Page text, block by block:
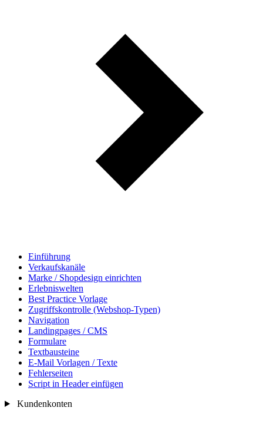
Einführung
Verkaufskanäle
Marke / Shopdesign einrichten
Erlebniswelten
Best Practice Vorlage
Zugriffskontrolle (Webshop-Typen)
Navigation
Landingpages / CMS
Formulare
Textbausteine
E-Mail Vorlagen / Texte
Fehlerseiten
Script in Header einfügen
Kundenkonten